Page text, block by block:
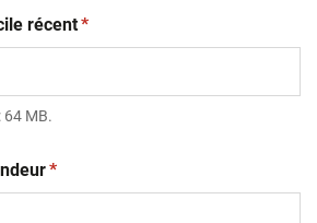
récent(obligatoire)
*
64 MB.
(obligatoire)
*